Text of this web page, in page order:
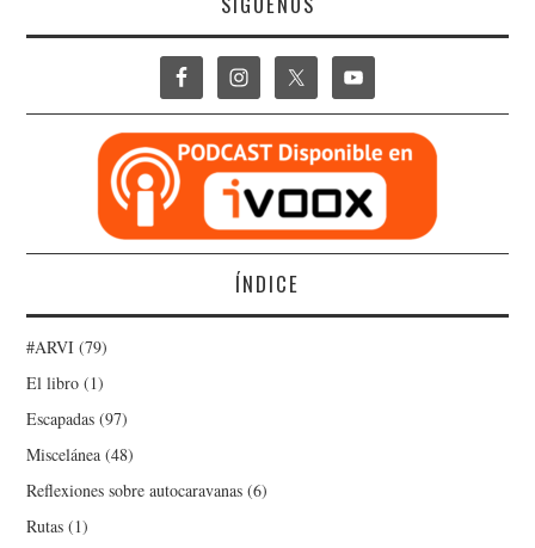
ÍNDICE
#ARVI (79)
El libro (1)
Escapadas (97)
Miscelánea (48)
Reflexiones sobre autocaravanas (6)
Rutas (1)